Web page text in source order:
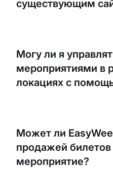
существующим
сайтом. Мы
гид, который поможет
ваш сайт.
Могу ли я
мероприятиями в
локациях с
локациях. Наша
отслеживать каждое
от места проведения.
Может ли
продажей
мероприятие?